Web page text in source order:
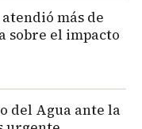
más de
sobre el impacto
del Agua ante la